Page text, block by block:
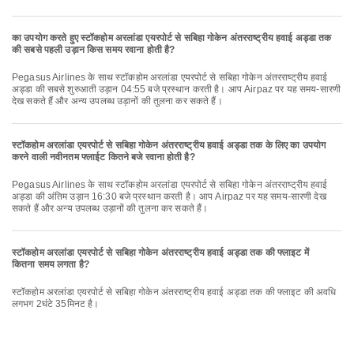
का उपयोग करते हुए स्टॉकहोम अरलांडा एयरपोर्ट से सबिहा गोकेन अंतरराष्ट्रीय हवाई अड्डा तक
की सबसे पहली उड़ान किस समय रवाना होती है?
Pegasus Airlines के साथ स्टॉकहोम अरलांडा एयरपोर्ट से सबिहा गोकेन अंतरराष्ट्रीय हवाई
अड्डा की सबसे शुरुआती उड़ान 04:55 बजे प्रस्थान करती है। आप Airpaz पर यह समय-सारणी
देख सकते हैं और अन्य उपलब्ध उड़ानों की तुलना कर सकते हैं।
स्टॉकहोम अरलांडा एयरपोर्ट से सबिहा गोकेन अंतरराष्ट्रीय हवाई अड्डा तक के लिए का उपयोग
करने वाली नवीनतम फ्लाईट कितने बजे रवाना होती है?
Pegasus Airlines के साथ स्टॉकहोम अरलांडा एयरपोर्ट से सबिहा गोकेन अंतरराष्ट्रीय हवाई
अड्डा की अंतिम उड़ान 16:30 बजे प्रस्थान करती है। आप Airpaz पर यह समय-सारणी देख
सकते हैं और अन्य उपलब्ध उड़ानों की तुलना कर सकते हैं।
स्टॉकहोम अरलांडा एयरपोर्ट से सबिहा गोकेन अंतरराष्ट्रीय हवाई अड्डा तक की फ्लाइट में
कितना समय लगता है?
स्टॉकहोम अरलांडा एयरपोर्ट से सबिहा गोकेन अंतरराष्ट्रीय हवाई अड्डा तक की फ्लाइट की अवधि
लगभग 2घंटे 35मिनट है।